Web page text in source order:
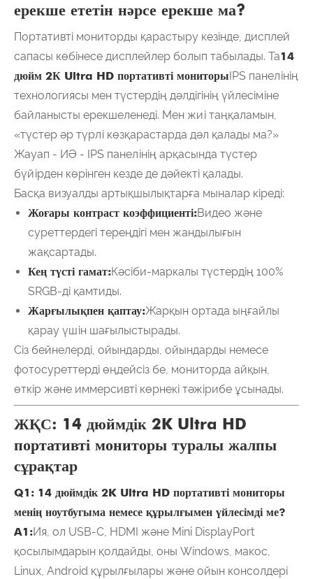
ерекше ететін нәрсе ерекше ма?
Портативті мониторды қарастыру кезінде, дисплей
сапасы көбінесе дисплейлер болып табылады. Та14
дюйм 2К Ultra HD портативті мониторыIPS панелінің
технологиясы мен түстердің дәлдігінің үйлесіміне
байланысты ерекшеленеді. Мен жиі таңқаламын,
«түстер әр түрлі көзқарастарда дәл қалады ма?»
Жауап - ИӘ - IPS панелінің арқасында түстер
бүйірден көрінген кезде де дәйекті қалады.
Басқа визуалды артықшылықтарға мыналар кіреді:
Жоғары контраст коэффициенті:Видео және
суреттердегі тереңдігі мен жандылығын
жақсартады.
Кең түсті гамат:Кәсіби-маркалы түстердің 100%
SRGB-ді қамтиды.
Жарғылықпен қаптау:Жарқын ортада ыңғайлы
қарау үшін шағылыстырады.
Сіз бейнелерді, ойындарды, ойындарды немесе
фотосуреттерді өңдейсіз бе, мониторда айқын,
өткір және иммерсивті көрнекі тәжірибе ұсынады.
ЖҚС: 14 дюймдік 2K Ultra HD
портативті мониторы туралы жалпы
сұрақтар
Q1: 14 дюймдік 2K Ultra HD портативті мониторы
менің ноутбугыма немесе құрылғымен үйлесімді ме?
A1:Ия, ол USB-C, HDMI және Mini DisplayPort
қосылымдарын қолдайды, оны Windows, макос,
Linux, Android құрылғылары және ойын консолдері